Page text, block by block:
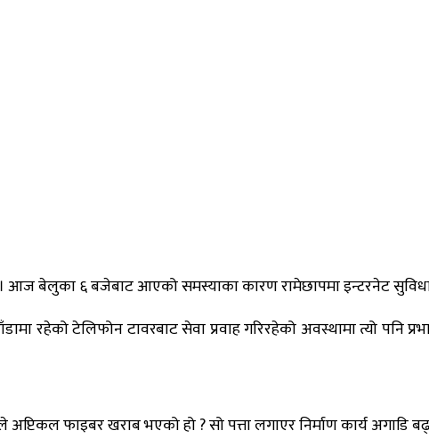
बेलुका ६ बजेबाट आएको समस्याका कारण रामेछापमा इन्टरनेट सुविधा
रहेको टेलिफोन टावरबाट सेवा प्रवाह गरिरहेको अवस्थामा त्यो पनि
फाइबर खराब भएको हो ? सो पत्ता लगाएर निर्माण कार्य अगाडि